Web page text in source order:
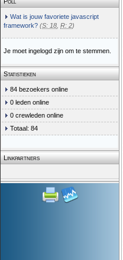
Wat is jouw favoriete javascript
framework? (S: 18 R: 2)
Je moet ingelogd zijn om te stemmen.
Statistieken
84 bezoekers online
0 leden online
0 crewleden online
Totaal: 84
Linkpartners